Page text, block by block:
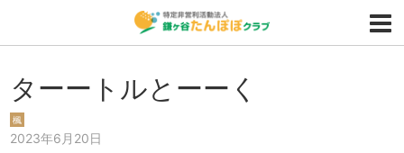
ターートルとーーく
楓
2023年6月20日